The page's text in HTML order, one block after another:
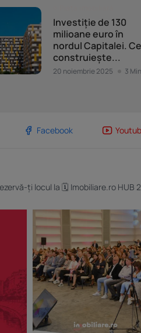
Investiție de 130
milioane euro în
nordul Capitalei. Ce
construiește...
20 noiembrie 2025 3 Min
Facebook
ți locul la 🗓 Imobiliare.ro HUB